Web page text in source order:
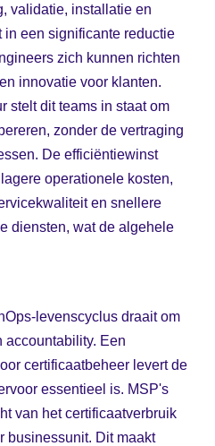
validatie, installatie en
een significante reductie
zich kunnen richten
innovatie voor klanten.
stelt dit teams in staat om
zonder de vertraging
De efficiëntiewinst
operationele kosten,
en snellere
diensten, wat de algehele
levenscyclus draait om
accountability. Een
certificaatbeheer levert de
essentieel is. MSP's
van het certificaatverbruik
businessunit. Dit maakt